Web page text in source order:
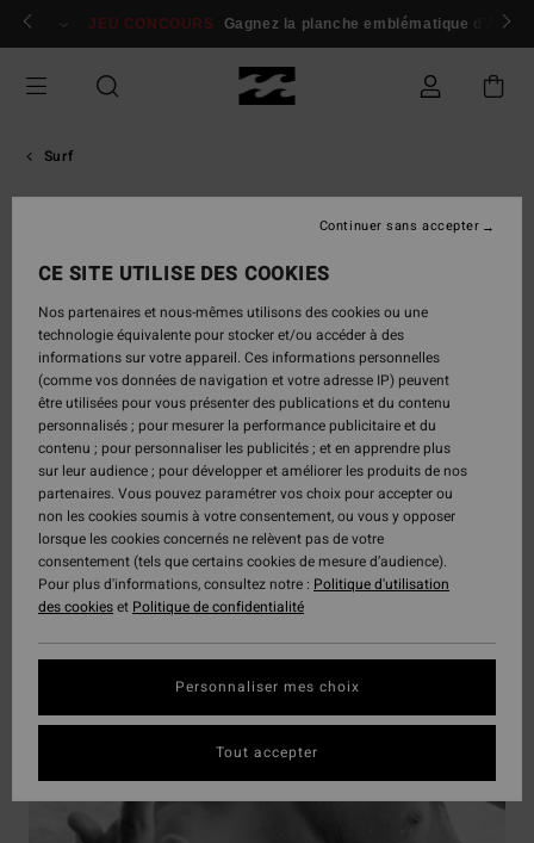
Aller
Se connecter / s'inscrire
JEU CONCOURS Gagnez la planche emblématique d'Andy
Surf
Osborne
Manœuvres grab-rail incisives, airs engagés et fins wafts
capables de transformer un vent onshore en offshore. Eithan
Osborne est un local de Ventura, influencé par Dane Reynolds
avec qui il a grandi sur ses home spots. Toujours loose et joueur,
il affiche un humour espiègle et une imprévisibilité qui se
ressentent autant dans l’eau qu’en dehors.

CE SITE UTILISE DES COOKIES
Nos partenaires et nous-mêmes utilisons des cookies ou une
technologie équivalente pour stocker et/ou accéder à des
informations sur votre appareil. Ces informations personnelles
(comme vos données de navigation et votre adresse IP) peuvent
être utilisées pour vous présenter des publications et du contenu
personnalisés ; pour mesurer la performance publicitaire et du
contenu ; pour personnaliser les publicités ; et en apprendre plus
sur leur audience ; pour développer et améliorer les produits de nos
partenaires. Vous pouvez paramétrer vos choix pour accepter ou
non les cookies soumis à votre consentement, ou vous y opposer
lorsque les cookies concernés ne relèvent pas de votre
consentement (tels que certains cookies de mesure d’audience).
Pour plus d'informations, consultez notre : Politique d'utilisation
des cookieset Politique de confidentialité
Personnaliser mes choix
Continuer sans accepter
Tout accepter